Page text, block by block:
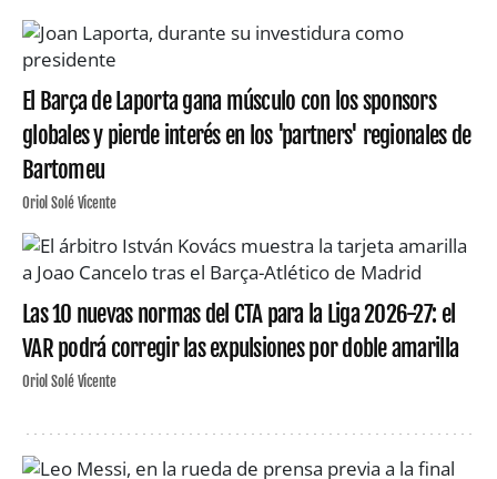
El Barça de Laporta gana músculo con los sponsors
globales y pierde interés en los 'partners' regionales de
Bartomeu
Oriol Solé Vicente
Las 10 nuevas normas del CTA para la Liga 2026-27: el
VAR podrá corregir las expulsiones por doble amarilla
Oriol Solé Vicente